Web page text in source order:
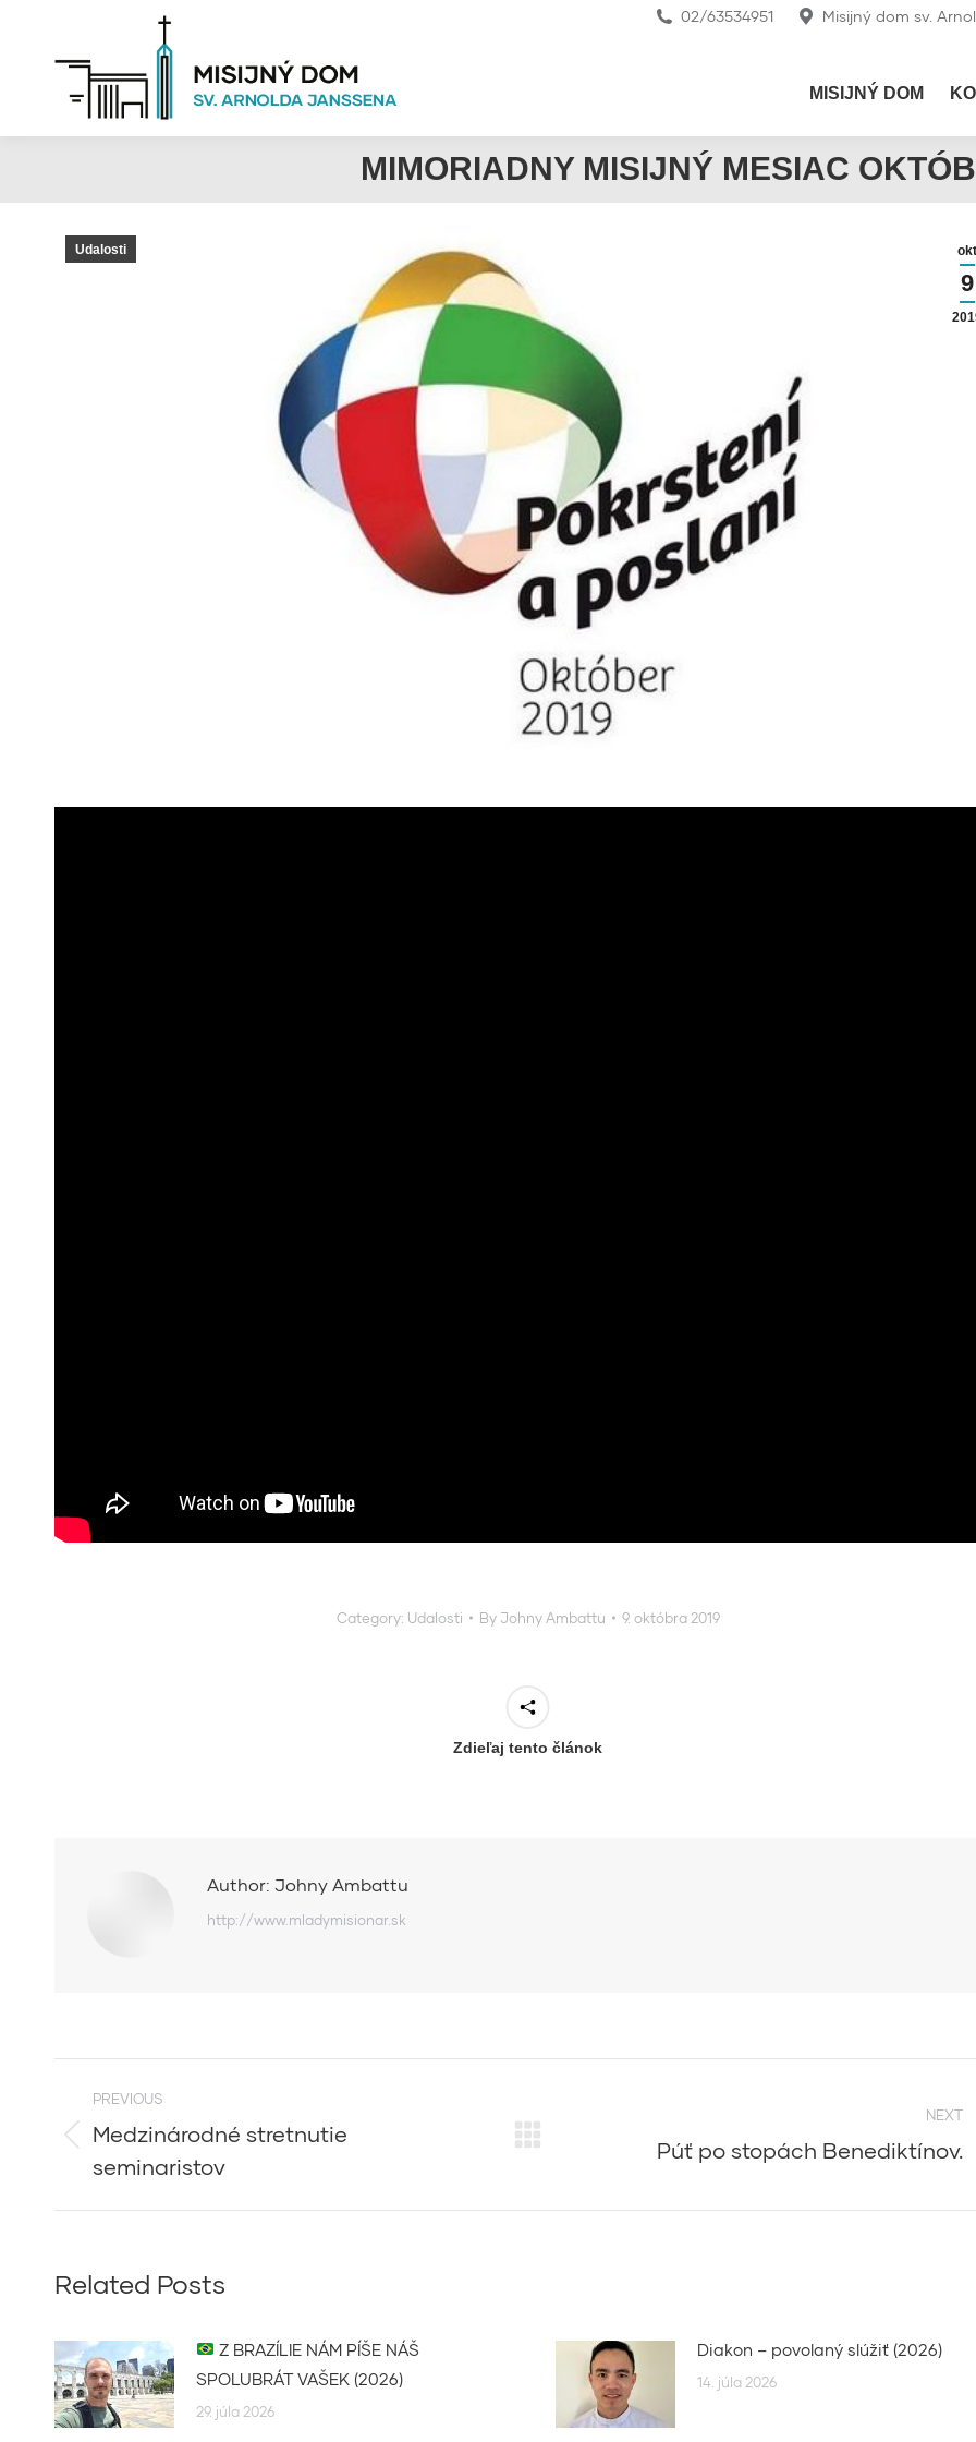
02/63534951 Misijný dom sv.
MISIJNÝ DOM
MIMORIADNY MISIJNÝ MESIAC
okt
9
Udalosti
Category: Udalosti By Johny Ambattu 9. októbra 2019
Zdieľaj tento článok
Author: Johny Ambattu
http://www.mladymisionar.sk
navigation
PREVIOUS
Previous
post:
Medzinárodné stretnutie
seminaristov
NEXT
Púť po stopách Benediktínov.
Related Posts
Z BRAZÍLIE NÁM PÍŠE NÁŠ
SPOLUBRÁT VAŠEK (2026)
29. júla 2026
Diakon – povolaný slúžiť (2026)
14. júla 2026